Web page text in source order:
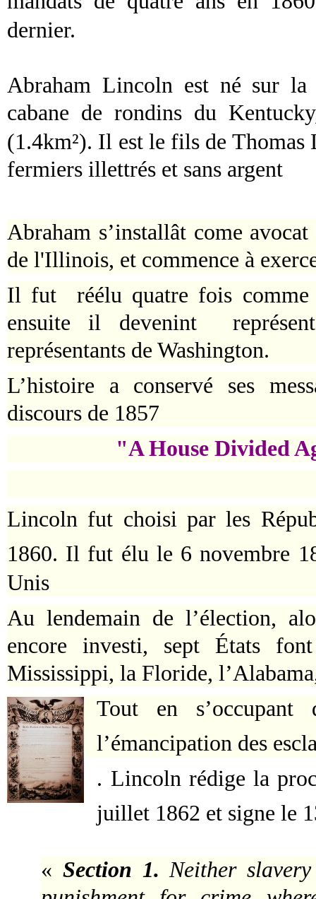
dernier.
Abraham Lincoln est né sur
cabane de rondins du Kentucky
(1.4km²). Il est le fils de
fermiers illettrés et sans argent
Abraham s’installât come
de l'Illinois, et commence à
Il fut
réélu quatre fois
ensuite il devenint
représentants de Washington.
L’histoire a conservé ses
discours de 1857
"A House Divided
Lincoln fut choisi par les
1860. Il fut élu le 6 novembre
Unis
Au lendemain de l’élection,
encore investi, sept États
Mississippi, la Floride,
Tout en
l’émancipation des
. Lincoln rédige la
juillet 1862 et signe le
« Section 1. Neither